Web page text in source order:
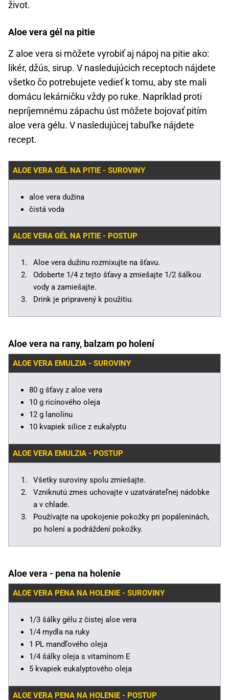
život.
Aloe vera gél na pitie
Z aloe vera si môžete vyrobiť aj nápoj na pitie ako:
likér, džús, sirup. V nasledujúcich receptoch nájdete
všetko čo potrebujete vedieť k tomu, aby ste mali
domácu lekárničku vždy po ruke. Napríklad proti
nepríjemnému zápachu úst môžete bojovať pitím
aloe vera gélu. V nasledujúcej tabuľke nájdete
recept.
ALOE VERA GÉL NA PITIE - SUROVINY
aloe vera dužina
čistá voda
ALOE VERA GÉL NA PITIE - POSTUP
Aloe vera dužinu rozmixujte na šťavu.
Odoberte 1/4 z tejto šťavy a zmiešajte 1/2 šálkou
vody a zamiešajte.
Drink je pripravený k použitiu.
Aloe vera na rany, balzam po holení
ALOE VERA EMULZIA - SUROVINY
80 g šťavy z aloe vera
10 g ricínového oleja
12 g lanolínu
10 kvapiek silice z eukalyptu
ALOE VERA EMULZIA - POSTUP
Všetky suroviny spolu zmiešajte.
Vzniknutú zmes uchovajte v uzatvárateľnej nádobke
a v chlade.
Používajte na upokojenie pokožky pri popáleninách,
po holení a podráždení pokožky.
Aloe vera - pena na holenie
ALOE VERA PENA NA HOLENIE - SUROVINY
1/3 šálky gélu z čistej aloe vera
1/4 mydla na ruky
1 PL mandľového oleja
1/4 šálky oleja s vitamínom E
5 kvapiek eukalyptového oleja
ALOE VERA PENA NA HOLENIE - POSTUP